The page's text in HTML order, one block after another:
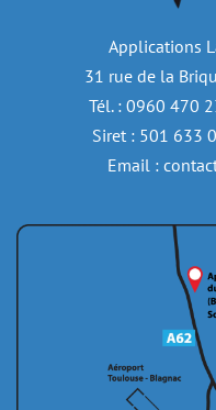
Applications
31 rue de la
Tél. : 0960 470
Siret : 501 633
Email :